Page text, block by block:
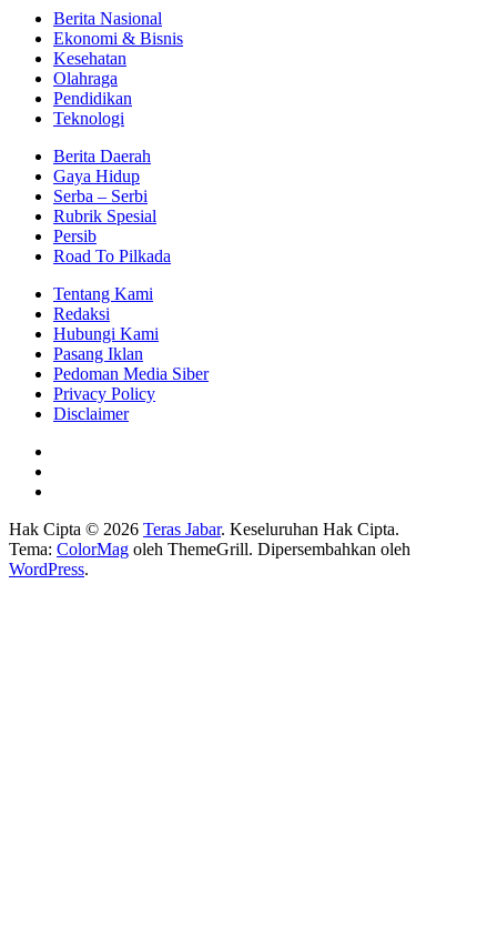
Berita Nasional
Ekonomi & Bisnis
Kesehatan
Olahraga
Pendidikan
Teknologi
Berita Daerah
Gaya Hidup
Serba – Serbi
Rubrik Spesial
Persib
Road To Pilkada
Tentang Kami
Redaksi
Hubungi Kami
Pasang Iklan
Pedoman Media Siber
Privacy Policy
Disclaimer
Hak Cipta © 2026 Teras Jabar. Keseluruhan Hak Cipta.
Tema: ColorMag oleh ThemeGrill. Dipersembahkan oleh
WordPress.